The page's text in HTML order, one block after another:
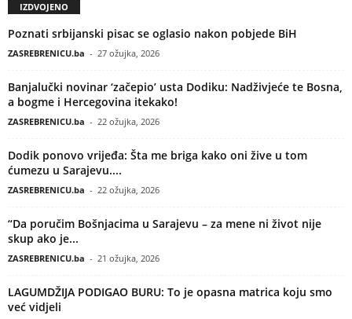
IZDVOJENO
Poznati srbijanski pisac se oglasio nakon pobjede BiH
ZASREBRENICU.ba - 27 ožujka, 2026
Banjalučki novinar ‘začepio’ usta Dodiku: Nadživjeće te Bosna,
a bogme i Hercegovina itekako!
ZASREBRENICU.ba - 22 ožujka, 2026
Dodik ponovo vrijeđa: Šta me briga kako oni žive u tom
ćumezu u Sarajevu....
ZASREBRENICU.ba - 22 ožujka, 2026
“Da poručim Bošnjacima u Sarajevu – za mene ni život nije
skup ako je...
ZASREBRENICU.ba - 21 ožujka, 2026
LAGUMDŽIJA PODIGAO BURU: To je opasna matrica koju smo
već vidjeli